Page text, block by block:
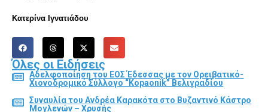
Κατερίνα Ιγνατιάδου
Όλες οι Ειδήσεις
Αδελφοποίηση του ΕΟΣ Έδεσσας με τον Ορειβατικό-
Χιονοδρομικό Σύλλογο “Kopaonik” Βελιγραδίου
Συναυλία του Ανδρέα Καρακότα στο Βυζαντινό Κάστρο
Μογλενών – Χρυσής